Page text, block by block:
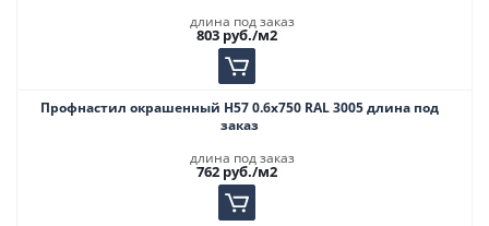
длина под заказ
803руб./м2
Профнастил окрашенный Н57 0.6х750 RAL 3005 длина под
заказ
длина под заказ
762руб./м2